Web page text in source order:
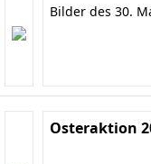
Bilder des 30.
Osteraktion